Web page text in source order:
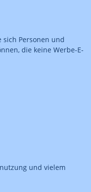
sich Personen und
die keine Werbe-E-
und vielem